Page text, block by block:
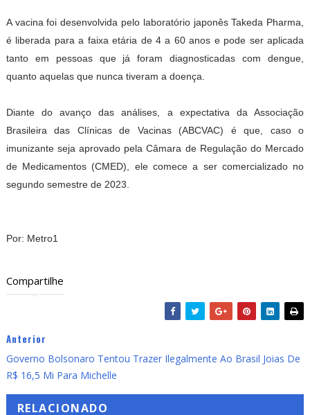
A vacina foi desenvolvida pelo laboratório japonês Takeda Pharma,
é liberada para a faixa etária de 4 a 60 anos e pode ser aplicada
tanto em pessoas que já foram diagnosticadas com dengue,
quanto aquelas que nunca tiveram a doença.
Diante do avanço das análises, a expectativa da Associação
Brasileira das Clínicas de Vacinas (ABCVAC) é que, caso o
imunizante seja aprovado pela Câmara de Regulação do Mercado
de Medicamentos (CMED), ele comece a ser comercializado no
segundo semestre de 2023.
Por: Metro1
Compartilhe
Anterior
Governo Bolsonaro Tentou Trazer Ilegalmente Ao Brasil Joias De
R$ 16,5 Mi Para Michelle
RELACIONADO